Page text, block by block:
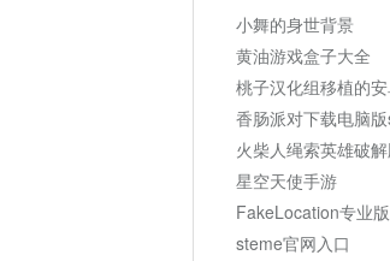
小舞的身世背景
黄油游戏盒子大全
桃子汉化组移植的
香肠派对下载电脑
火柴人绳索英雄破
星空天使手游
FakeLocation专业版
steme官网入口